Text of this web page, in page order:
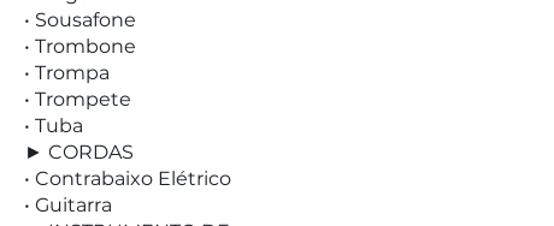
• Sousafone
• Trombone
• Trompa
• Trompete
• Tuba
► CORDAS
• Contrabaixo Elétrico
• Guitarra